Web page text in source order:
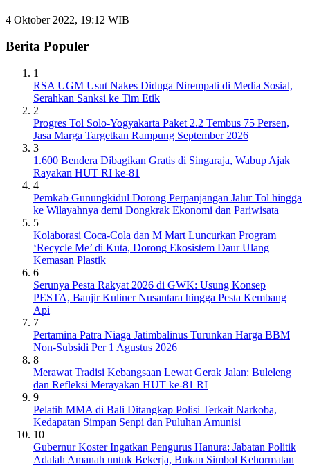
4 Oktober 2022, 19:12 WIB
Berita Populer
1
RSA UGM Usut Nakes Diduga Nirempati di Media Sosial,
Serahkan Sanksi ke Tim Etik
2
Progres Tol Solo-Yogyakarta Paket 2.2 Tembus 75 Persen,
Jasa Marga Targetkan Rampung September 2026
3
1.600 Bendera Dibagikan Gratis di Singaraja, Wabup Ajak
Rayakan HUT RI ke-81
4
Pemkab Gunungkidul Dorong Perpanjangan Jalur Tol hingga
ke Wilayahnya demi Dongkrak Ekonomi dan Pariwisata
5
Kolaborasi Coca-Cola dan M Mart Luncurkan Program
‘Recycle Me’ di Kuta, Dorong Ekosistem Daur Ulang
Kemasan Plastik
6
Serunya Pesta Rakyat 2026 di GWK: Usung Konsep
PESTA, Banjir Kuliner Nusantara hingga Pesta Kembang
Api
7
Pertamina Patra Niaga Jatimbalinus Turunkan Harga BBM
Non-Subsidi Per 1 Agustus 2026
8
Merawat Tradisi Kebangsaan Lewat Gerak Jalan: Buleleng
dan Refleksi Merayakan HUT ke-81 RI
9
Pelatih MMA di Bali Ditangkap Polisi Terkait Narkoba,
Kedapatan Simpan Senpi dan Puluhan Amunisi
10
Gubernur Koster Ingatkan Pengurus Hanura: Jabatan Politik
Adalah Amanah untuk Bekerja, Bukan Simbol Kehormatan